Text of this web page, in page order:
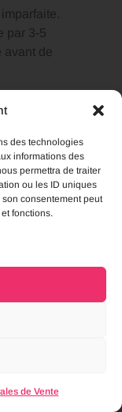
des technologies
informations des
permettra de traiter
ou les ID uniques
consentement peut
fonctions.
de Vente
par 3-5
avant de
en
en
en image
Il te suffit